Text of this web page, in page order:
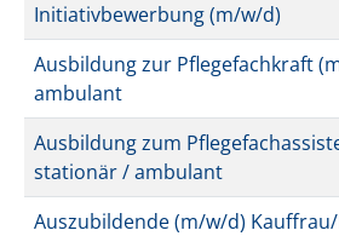
Initiativbewerbung (m/w/d)
Ausbildung zur Pflegefachkraft
ambulant
Ausbildung zum
stationär / ambulant
Auszubildende (m/w/d)